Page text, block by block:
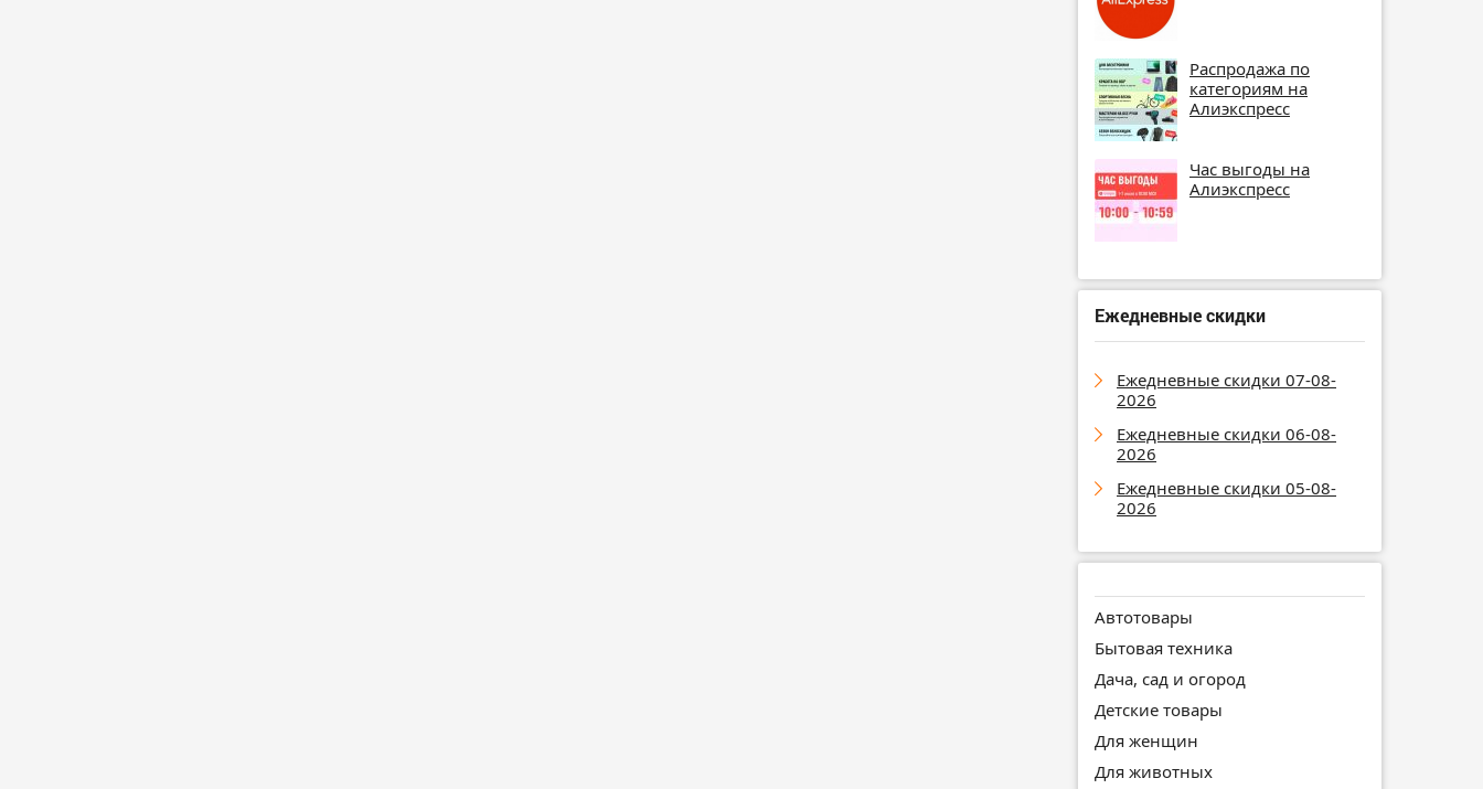
Распродажа по
категориям на
Алиэкспресс
Час выгоды на
Алиэкспресс
Ежедневные скидки
Ежедневные скидки 07-08-
2026
Ежедневные скидки 06-08-
2026
Ежедневные скидки 05-08-
2026
Автотовары
Бытовая техника
Дача, сад и огород
Детские товары
Для женщин
Для животных